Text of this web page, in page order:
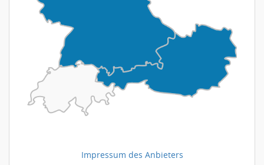
Impressum des Anbieters